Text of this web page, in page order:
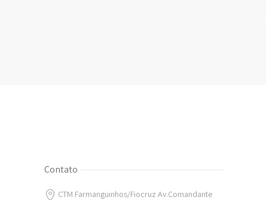
Contato
CTM Farmanguinhos/Fiocruz Av.Comandante